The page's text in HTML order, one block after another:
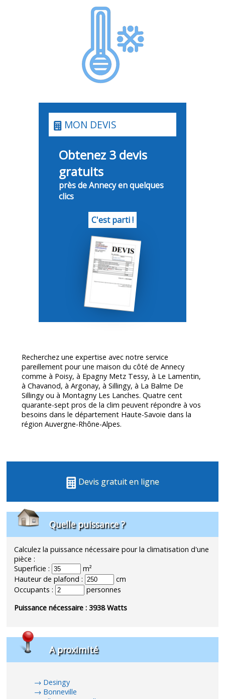
MON DEVIS
Obtenez 3 devis
gratuits
près de Annecy en quelques
clics
C'est parti !
Recherchez une expertise avec notre service
pareillement pour une maison du côté de Annecy
comme à Poisy, à Epagny Metz Tessy, à Le Lamentin,
à Chavanod, à Argonay, à Sillingy, à La Balme De
Sillingy ou à Montagny Les Lanches. Quatre cent
quarante-sept pros de la clim peuvent répondre à vos
besoins dans le département Haute-Savoie dans la
région Auvergne-Rhône-Alpes.
Devis gratuit en ligne
Quelle puissance ?
Calculez la puissance nécessaire pour la climatisation d'une
pièce :
Superficie :
m²
Hauteur de plafond :
cm
Occupants :
personnes
Puissance nécessaire :3938Watts
A proximité
Desingy
Bonneville